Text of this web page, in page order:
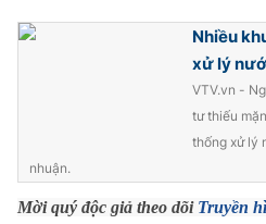
Học trực tuyến
Hitech Công nghệ tương lai
Tư vấn
Giao lưu trực tuyến
Chuyên mục khác
Nhiều
xử lý
VTV.vn -
tư thiếu
thống xử lý
nhuận.
Mời quý độc giả theo dõi Truyền